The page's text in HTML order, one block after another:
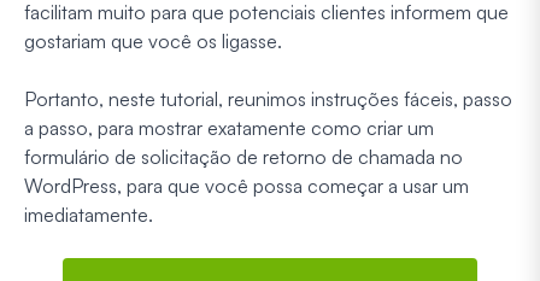
facilitam muito para que potenciais clientes informem que
gostariam que você os ligasse.
Portanto, neste tutorial, reunimos instruções fáceis, passo
a passo, para mostrar exatamente como criar um
formulário de solicitação de retorno de chamada no
WordPress, para que você possa começar a usar um
imediatamente.